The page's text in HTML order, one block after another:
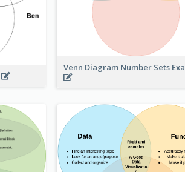
Venn Diagram Number Sets